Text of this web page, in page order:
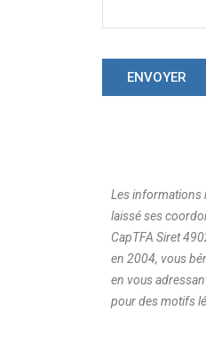
Les informations
laissé ses
CapTFA Siret
en 2004, vous
en vous
pour des motifs